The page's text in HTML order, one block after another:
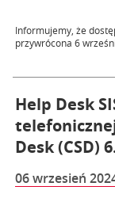
Informujemy, że
przywrócona 6
Help Desk
Desk (CSD)
06 wrzesień